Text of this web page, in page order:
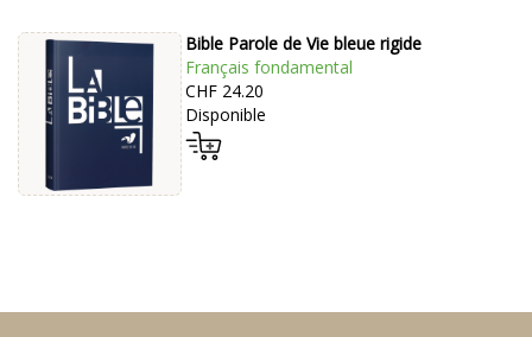
Bible Parole de Vie bleue rigide
Français fondamental
CHF 24.20
Disponible